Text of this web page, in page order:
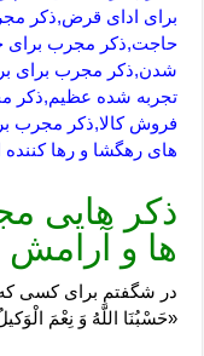
برای ادای قرض,ذکر
حاجت,ذکر مجرب برای
شدن,ذکر مجرب برای
تجربه شده عظیم,ذکر
فروش کالا,ذکر مجرب
های رهگشا و رها
ذکر هایی
ها و آرامش
در شگفتم برای کسی که
«حَسْبُنَا اللَّهُ وَ نِعْمَ الْوَکیلُ» (آل